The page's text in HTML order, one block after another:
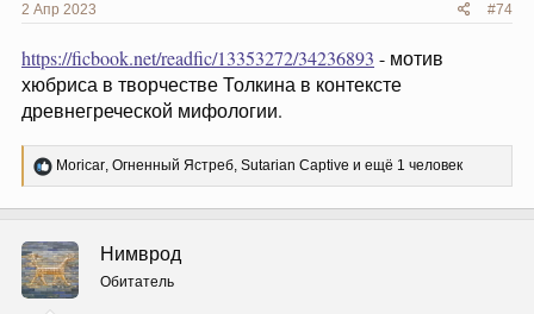
2 Апр 2023 #74
https://ficbook.net/readfic/13353272/34236893 - мотив
хюбриса в творчестве Толкина в контексте
древнегреческой мифологии.
Р
е
ц
и
и
:
Moricar, Огненный Ястреб, Sutarian Captive и ещё 1 человек
Нимврод
Обитатель